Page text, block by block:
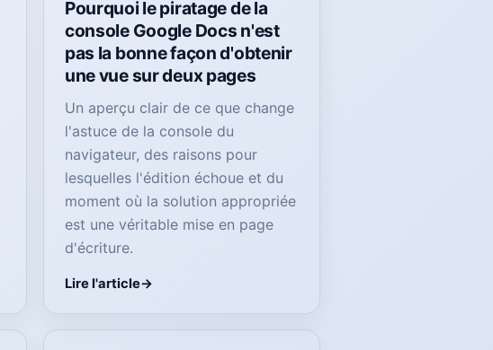
Pourquoi le piratage de la
console Google Docs n'est
pas la bonne façon d'obtenir
une vue sur deux pages
Un aperçu clair de ce que change
l'astuce de la console du
navigateur, des raisons pour
lesquelles l'édition échoue et du
moment où la solution appropriée
est une véritable mise en page
d'écriture.
Lire l'article